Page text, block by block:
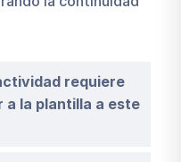
requiere
a la plantilla a este